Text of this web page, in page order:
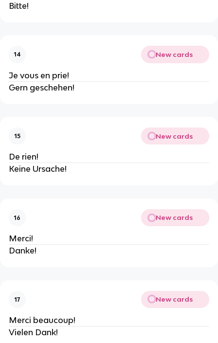
Bitte!
14 New cards
Je vous en prie!
Gern geschehen!
15 New cards
De rien!
Keine Ursache!
16 New cards
Merci!
Danke!
17 New cards
Merci beaucoup!
Vielen Dank!